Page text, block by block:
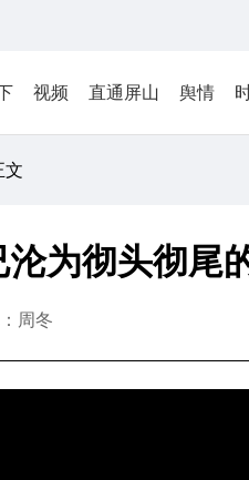
视频 直通屏山 舆情
文
为彻头彻尾
周冬